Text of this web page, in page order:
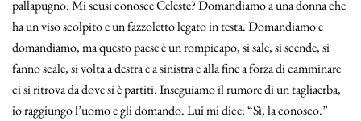
pallapugno: Mi scusi conosce Celeste? Domandiamo a una donna che
ha un viso scolpito e un fazzoletto legato in testa. Domandiamo e
domandiamo, ma questo paese è un rompicapo, si sale, si scende, si
fanno scale, si volta a destra e a sinistra e alla fine a forza di camminare
ci si ritrova da dove si è partiti. Inseguiamo il rumore di un tagliaerba,
io raggiungo l’uomo e gli domando. Lui mi dice: “Sì, la conosco.”